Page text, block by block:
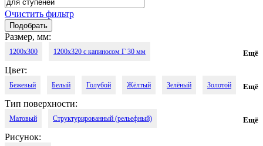
Очистить фильтр
Размер, мм:
1200x300 1200x320 с капиносом Г 30 мм
1200x330 с капиносом П 30 мм
Ещё
Цвет:
Бежевый Белый Голубой Жёлтый Зелёный Золотой
Коричневый Кофейный
Ещё
Тип поверхности:
Матовый Структурированный (рельефный)
Лёгкое лаппатирование
Ещё
Рисунок: